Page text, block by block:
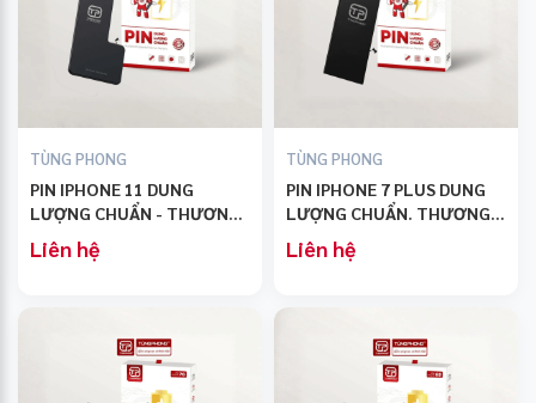
TÙNG PHONG
PIN IPHONE 11 DUNG
LƯỢNG CHUẨN - THƯƠNG
HIỆU TÙNG PHONG
Liên hệ
TÙNG PHONG
PIN IPHONE 7 PLUS DUNG
LƯỢNG CHUẨN. THƯƠNG
HIỆU TÙNG PHONG
Liên hệ